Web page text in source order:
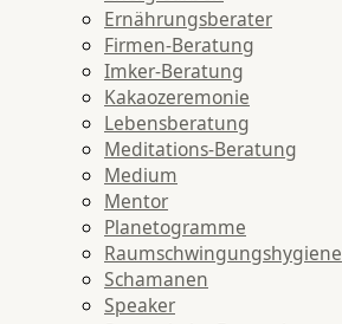
Ernährungsberater
Firmen-Beratung
Imker-Beratung
Kakaozeremonie
Lebensberatung
Meditations-Beratung
Medium
Mentor
Planetogramme
Raumschwingungshygiene
Schamanen
Speaker